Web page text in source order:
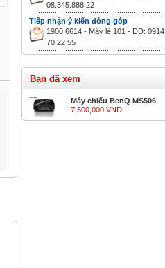
08.345.888.22
Tiếp nhận ý kiến đóng góp
1900 6614 - Máy lẻ 101 - DĐ: 0914.
70 22 55
Bạn đã xem
Máy chiếu BenQ MS506
7,500,000 VND